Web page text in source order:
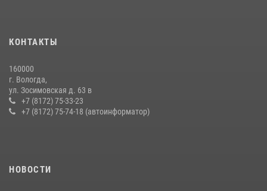
КОНТАКТЫ
160000
г. Вологда,
ул. Зосимовская д. 63 в
+7 (8172) 75-33-23
+7 (8172) 75-74-18 (автоинформатор)
НОВОСТИ